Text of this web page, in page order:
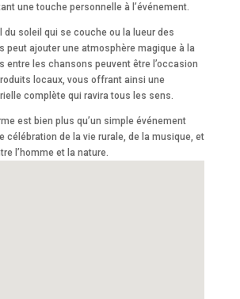
une touche personnelle à l’événement.
du soleil qui se couche ou la lueur des
peut ajouter une atmosphère magique à la
entre les chansons peuvent être l’occasion
locaux, vous offrant ainsi une
complète qui ravira tous les sens.
est bien plus qu’un simple événement
célébration de la vie rurale, de la musique, et
l’homme et la nature.